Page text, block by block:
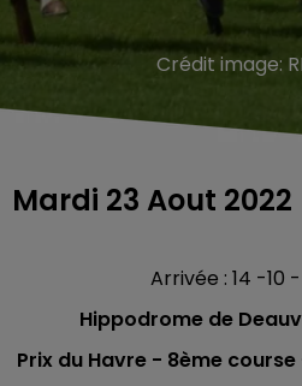
Crédit image:
Mardi 23 Aout 2022
Arrivée : 14 -10
Hippodrome de
Prix du Havre - 8èmecourse